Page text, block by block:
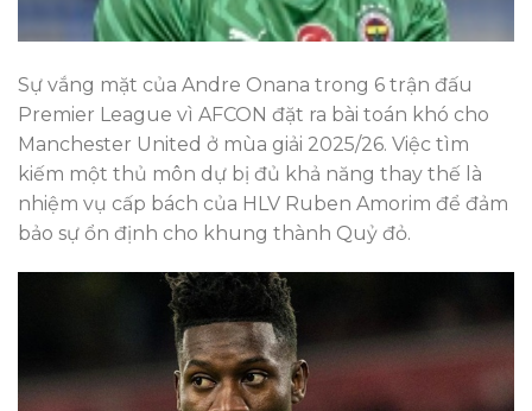
Sự vắng mặt của Andre Onana trong 6 trận đấu
Premier League vì AFCON đặt ra bài toán khó cho
Manchester United ở mùa giải 2025/26. Việc tìm
kiếm một thủ môn dự bị đủ khả năng thay thế là
nhiệm vụ cấp bách của HLV Ruben Amorim để đảm
bảo sự ổn định cho khung thành Quỷ đỏ.